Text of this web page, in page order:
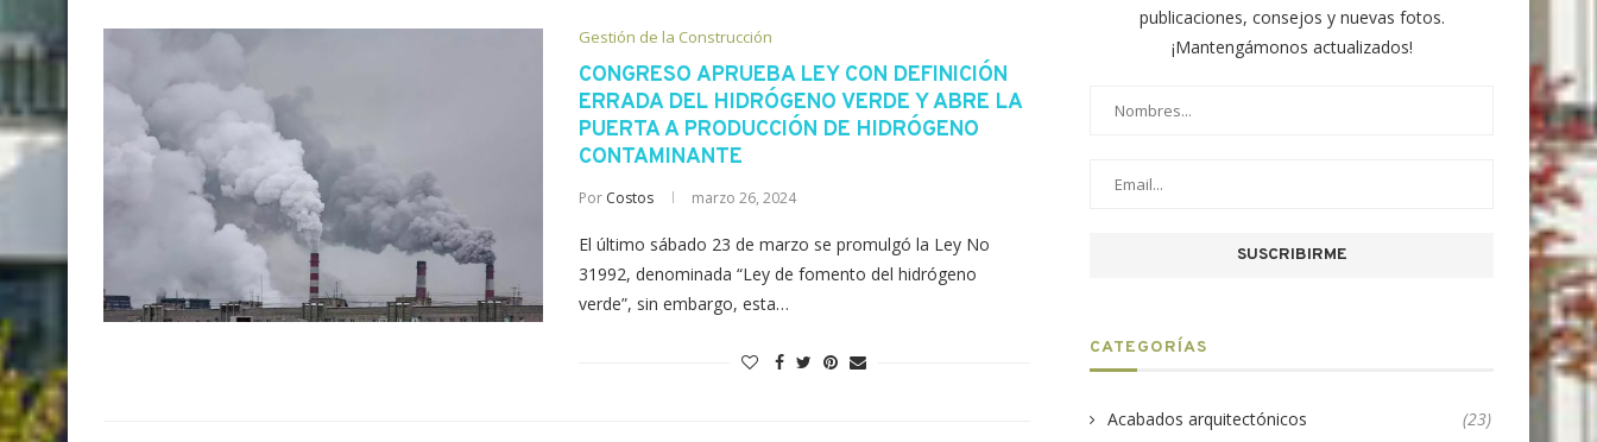
Gestión de la Construcción
CONGRESO APRUEBA LEY CON DEFINICIÓN
ERRADA DEL HIDRÓGENO VERDE Y ABRE LA
PUERTA A PRODUCCIÓN DE HIDRÓGENO
CONTAMINANTE
Por Costos marzo 26, 2024
El último sábado 23 de marzo se promulgó la Ley No
31992, denominada “Ley de fomento del hidrógeno
verde”, sin embargo, esta…
publicaciones, consejos y nuevas fotos.
¡Mantengámonos actualizados!
CATEGORÍAS
Acabados arquitectónicos (23)